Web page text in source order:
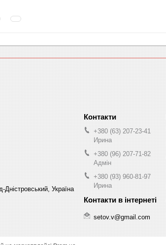
Україна
+380 (63) 207-23-41
Ирина
+380 (96) 207-71-82
Адмін
+380 (93) 960-81-97
Ирина
setov.v@gmail.com